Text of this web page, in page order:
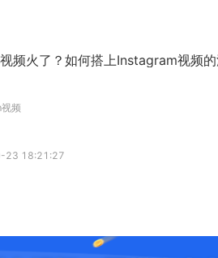
频火了？如何搭上Instagram视频
频
23 18:21:27